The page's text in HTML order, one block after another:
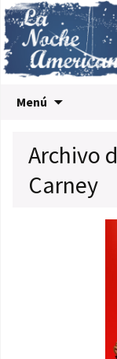
Menú
Archivo
Carney